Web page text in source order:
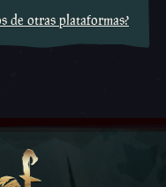
de otras plataformas?